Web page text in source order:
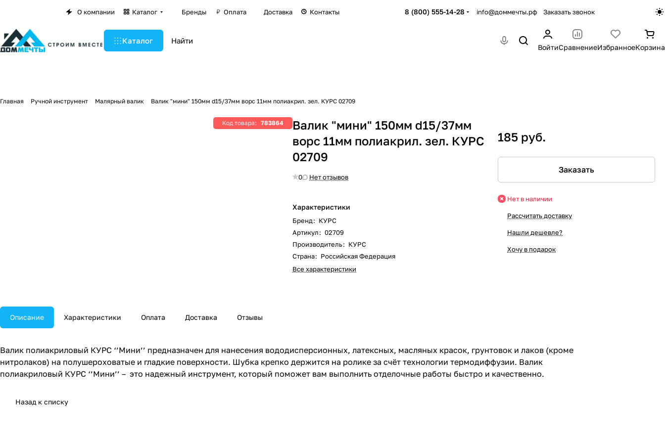
О компании Каталог Бренды Оплата Доставка Контакты 8 (800) 555-14-28 info@доммечты.рф Заказать звонок
Каталог
ВойтиСравнениеИзбранноеКорзина
Главная Ручной инструмент Малярный валик Валик "мини" 150мм d15/37мм ворс 11мм полиакрил. зел. КУРС 02709
Код товара: 783864
Валик "мини" 150мм d15/37мм
ворс 11мм полиакрил. зел. КУРС
02709
0 Нет отзывов
Характеристики
Бренд: КУРС
Артикул: 02709
Производитель: КУРС
Страна: Российская Федерация
Все характеристики
185 руб.
Заказать
Нет в наличии
Рассчитать доставку
Нашли дешевле?
Хочу в подарок
Описание Характеристики Оплата Доставка Отзывы
Валик полиакриловый КУРС ‘’Мини’’ предназначен для нанесения вододисперсионных, латексных, масляных красок, грунтовок и лаков (кроме
нитролаков) на полушероховатые и гладкие поверхности. Шубка крепко держится на ролике за счёт технологии термодиффузии. Валик
полиакриловый КУРС ‘’Мини’’ – это надежный инструмент, который поможет вам выполнить отделочные работы быстро и качественно.
Назад к списку